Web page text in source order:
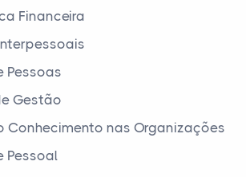
Financeira
Pessoas
Gestão
Conhecimento nas Organizações
Pessoal